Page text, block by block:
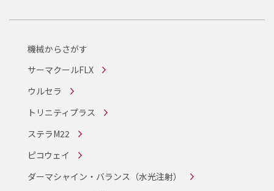
機械からさがす
サーマクールFLX
ウルセラ
トリニティプラス
ステラM22
ピコウェイ
ダーマシャイン・バランス （水光注射）